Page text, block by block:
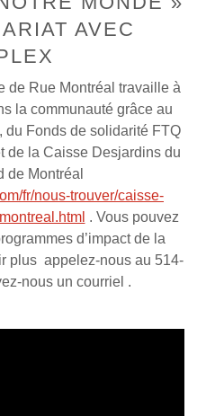
AVEC
de Rue Montréal travaille à
la communauté grâce au
du Fonds de solidarité FTQ
de la Caisse Desjardins du
de Montréal
fr/nous-trouver/caisse-
. Vous pouvez
d’impact de la
plus appelez-nous au 514-
nous un courriel .